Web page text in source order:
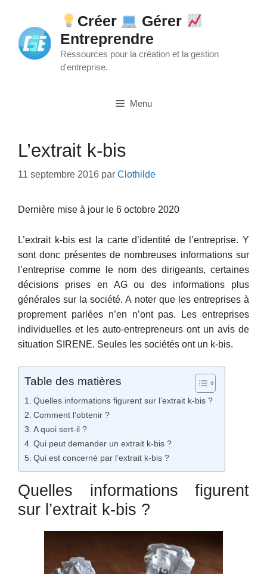
contenu
Créer
Gérer
Entreprendre
Ressources pour la création et la gestion
d'entreprise.
Menu
L’extrait k-bis
11 septembre 2016 par Clothilde
Dernière mise à jour le 6 octobre 2020
L’extrait k-bis est la carte d’identité de l’entreprise. Y
sont donc présentes de nombreuses informations sur
l’entreprise comme le nom des dirigeants, certaines
décisions prises en AG ou des informations plus
générales sur la société. A noter que les entreprises à
proprement parlées n’en n’ont pas. Les entreprises
individuelles et les auto-entrepreneurs ont un avis de
situation SIRENE. Seules les sociétés ont un k-bis.
Table des matières
Quelles informations figurent sur l’extrait k-bis ?
Comment l’obtenir ?
A quoi sert-il ?
Qui peut demander un extrait k-bis ?
Qui est concerné par l’extrait k-bis ?
Quelles informations figurent
sur l’extrait k-bis ?